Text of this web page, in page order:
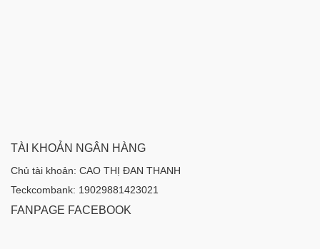
TÀI KHOẢN NGÂN HÀNG
Chủ tài khoản: CAO THỊ ĐAN THANH
Teckcombank: 19029881423021
FANPAGE FACEBOOK